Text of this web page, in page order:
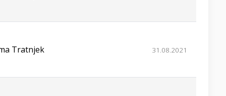
Tratnjek 31.08.2021